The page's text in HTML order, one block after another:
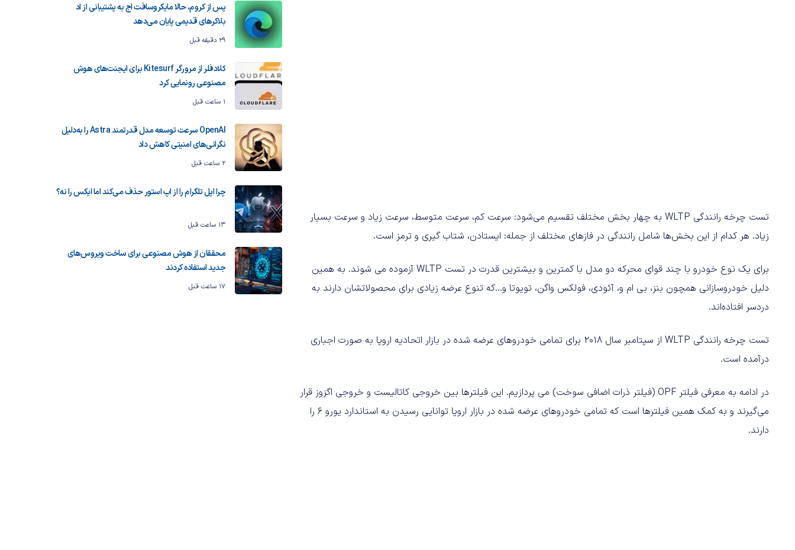
پس از کروم، حالا مایکروسافت اج به پشتیبانی از اد
بلاکرهای قدیمی پایان می‌دهد
29 دقیقه قبل
کلادفلر از مرورگر Kitesurf برای ایجنت‌های هوش
مصنوعی رونمایی کرد
1 ساعت قبل
OpenAI سرعت توسعه مدل قدرتمند Astra را به‌دلیل
نگرانی‌های امنیتی کاهش داد
2 ساعت قبل
چرا اپل تلگرام را از اپ استور حذف می‌کند اما ایکس را نه؟
13 ساعت قبل
محققان از هوش مصنوعی برای ساخت ویروس‌های
جدید استفاده کردند
17 ساعت قبل
تست چرخه رانندگی WLTP به چهار بخش مختلف تقسیم می‌شود: سرعت کم، سرعت متوسط، سرعت زیاد و سرعت بسیار
زیاد. هر کدام از این بخش‌ها شامل رانندگی در فازهای مختلف از جمله: ایستادن، شتاب گیری و ترمز است.
برای یک نوع خودرو با چند قوای محرکه دو مدل با کمترین و بیشترین قدرت در تست WLTP آزموده می شوند. به همین
دلیل خودروسازانی همچون بنز، بی ام و، آئودی، فولکس واگن، تویوتا و...که تنوع عرضه زیادی برای محصولاتشان دارند به
دردسر افتاده‌اند.
تست چرخه رانندگی WLTP از سپتامبر سال 2018 برای تمامی خودروهای عرضه شده در بازار اتحادیه اروپا به صورت اجباری
درآمده است.
در ادامه به معرفی فیلتر OPF (فیلتر ذرات اضافی سوخت) می پردازیم. این فیلتر‌ها بین خروجی کاتالیست و خروجی اگزوز قرار
می‌گیرند و به کمک همین فیلترها است که تمامی خودروهای عرضه شده در بازار اروپا توانایی رسیدن به استاندارد یورو 6 را
دارند.